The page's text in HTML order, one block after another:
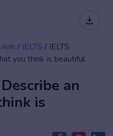
/ IELTS / IELTS
you think is beautiful
an
is